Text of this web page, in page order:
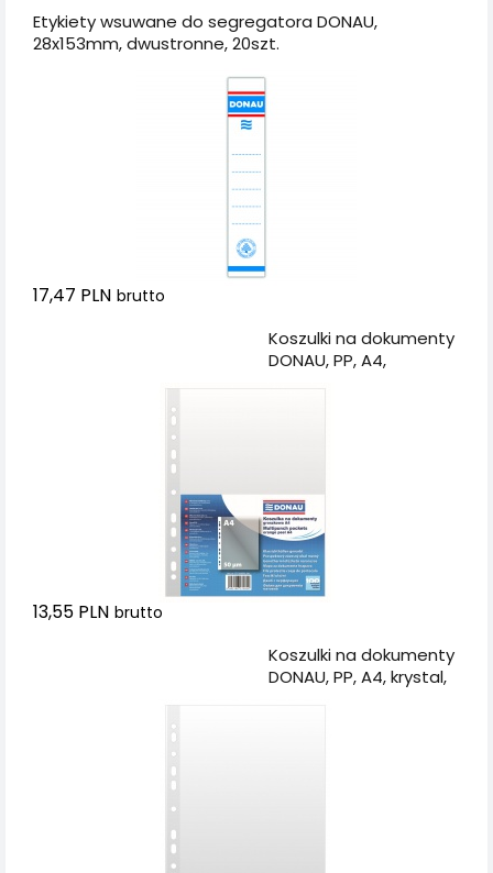
Etykiety wsuwane do segregatora DONAU,
28x153mm, dwustronne, 20szt.
17,47 PLN brutto
Koszulki na dokumenty
DONAU, PP, A4,
13,55 PLN brutto
Koszulki na dokumenty
DONAU, PP, A4, krystal,